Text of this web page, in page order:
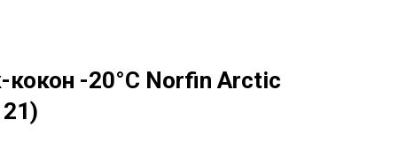
кокон -20°С Norfin Arctic